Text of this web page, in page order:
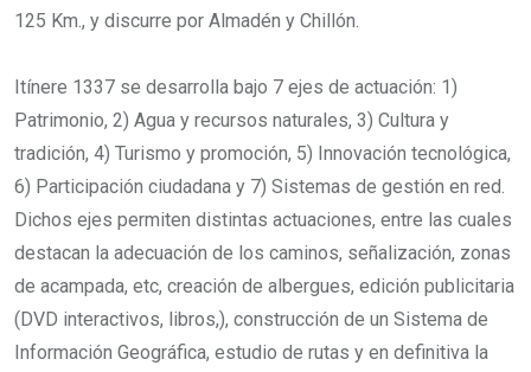
125 Km., y discurre por Almadén y Chillón.
Itínere 1337 se desarrolla bajo 7 ejes de actuación: 1)
Patrimonio, 2) Agua y recursos naturales, 3) Cultura y
tradición, 4) Turismo y promoción, 5) Innovación tecnológica,
6) Participación ciudadana y 7) Sistemas de gestión en red.
Dichos ejes permiten distintas actuaciones, entre las cuales
destacan la adecuación de los caminos, señalización, zonas
de acampada, etc, creación de albergues, edición publicitaria
(DVD interactivos, libros,), construcción de un Sistema de
Información Geográfica, estudio de rutas y en definitiva la